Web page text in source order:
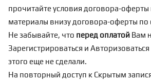
прочитайте условия договора-оферты
материалы внизу договора-оферты по
Не забывайте, что перед оплатой Вам
Зарегистрироваться и
этого еще не сделали.
На повторный доступ к Скрытым